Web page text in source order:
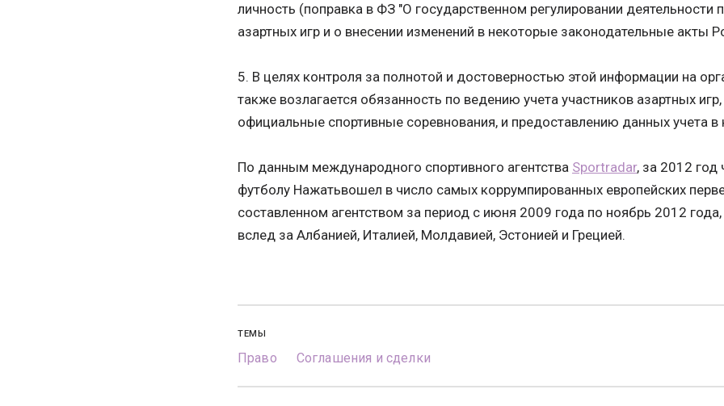
личность (поправка в ФЗ "О государственном регулировании деятельности
азартных игр и о внесении изменений в некоторые законодательные акты
5. В целях контроля за полнотой и достоверностью этой информации на
также возлагается обязанность по ведению учета участников азартных
официальные спортивные соревнования, и предоставлению данных учета в
По данным международного спортивного агентства Sportradar, за 2012 год
футболу Нажатьвошел в число самых коррумпированных европейских
составленном агентством за период с июня 2009 года по ноябрь 2012
вслед за Албанией, Италией, Молдавией, Эстонией и Грецией.
ТЕМЫ
Право Соглашения и сделки